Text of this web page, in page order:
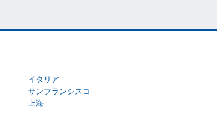
イタリア
サンフランシスコ
上海